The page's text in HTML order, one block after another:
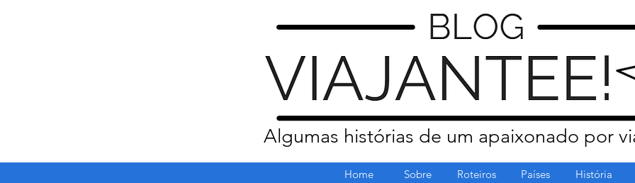
Algumas histórias de um apaixonado por
Home Sobre Roteiros Países História